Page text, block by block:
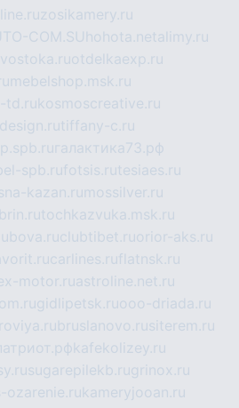
zosikamery.ru
COM.SU hohota.netalimy.ru
otdelkaexp.ru
mebelshop.msk.ru
td.rukosmoscreative.ru
tiffany-c.ru
галактика73.рф
spb.rufotsis.rutesiaes.ru
kazan.ru mossilver.ru
tochkazvuka.msk.ru
clubtibet.ruorior-aks.ru
carlines.ruflatnsk.ru
motor.ruastroline.net.ru
gidlipetsk.ruooo-driada.ru
bruslanovo.rusiterem.ru
kafekolizey.ru
sugarepilekb.rugrinox.ru
ozarenie.rukameryjooan.ru